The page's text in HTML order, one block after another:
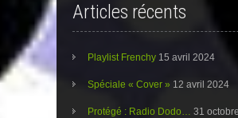
Articles récents
Playlist Frenchy 15 avril 2024
Spéciale « Cover » 12 avril 2024
Protégé : Radio Dodo… 31